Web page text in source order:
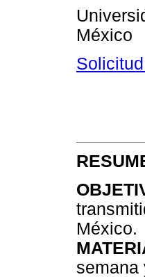
México
México.
semana